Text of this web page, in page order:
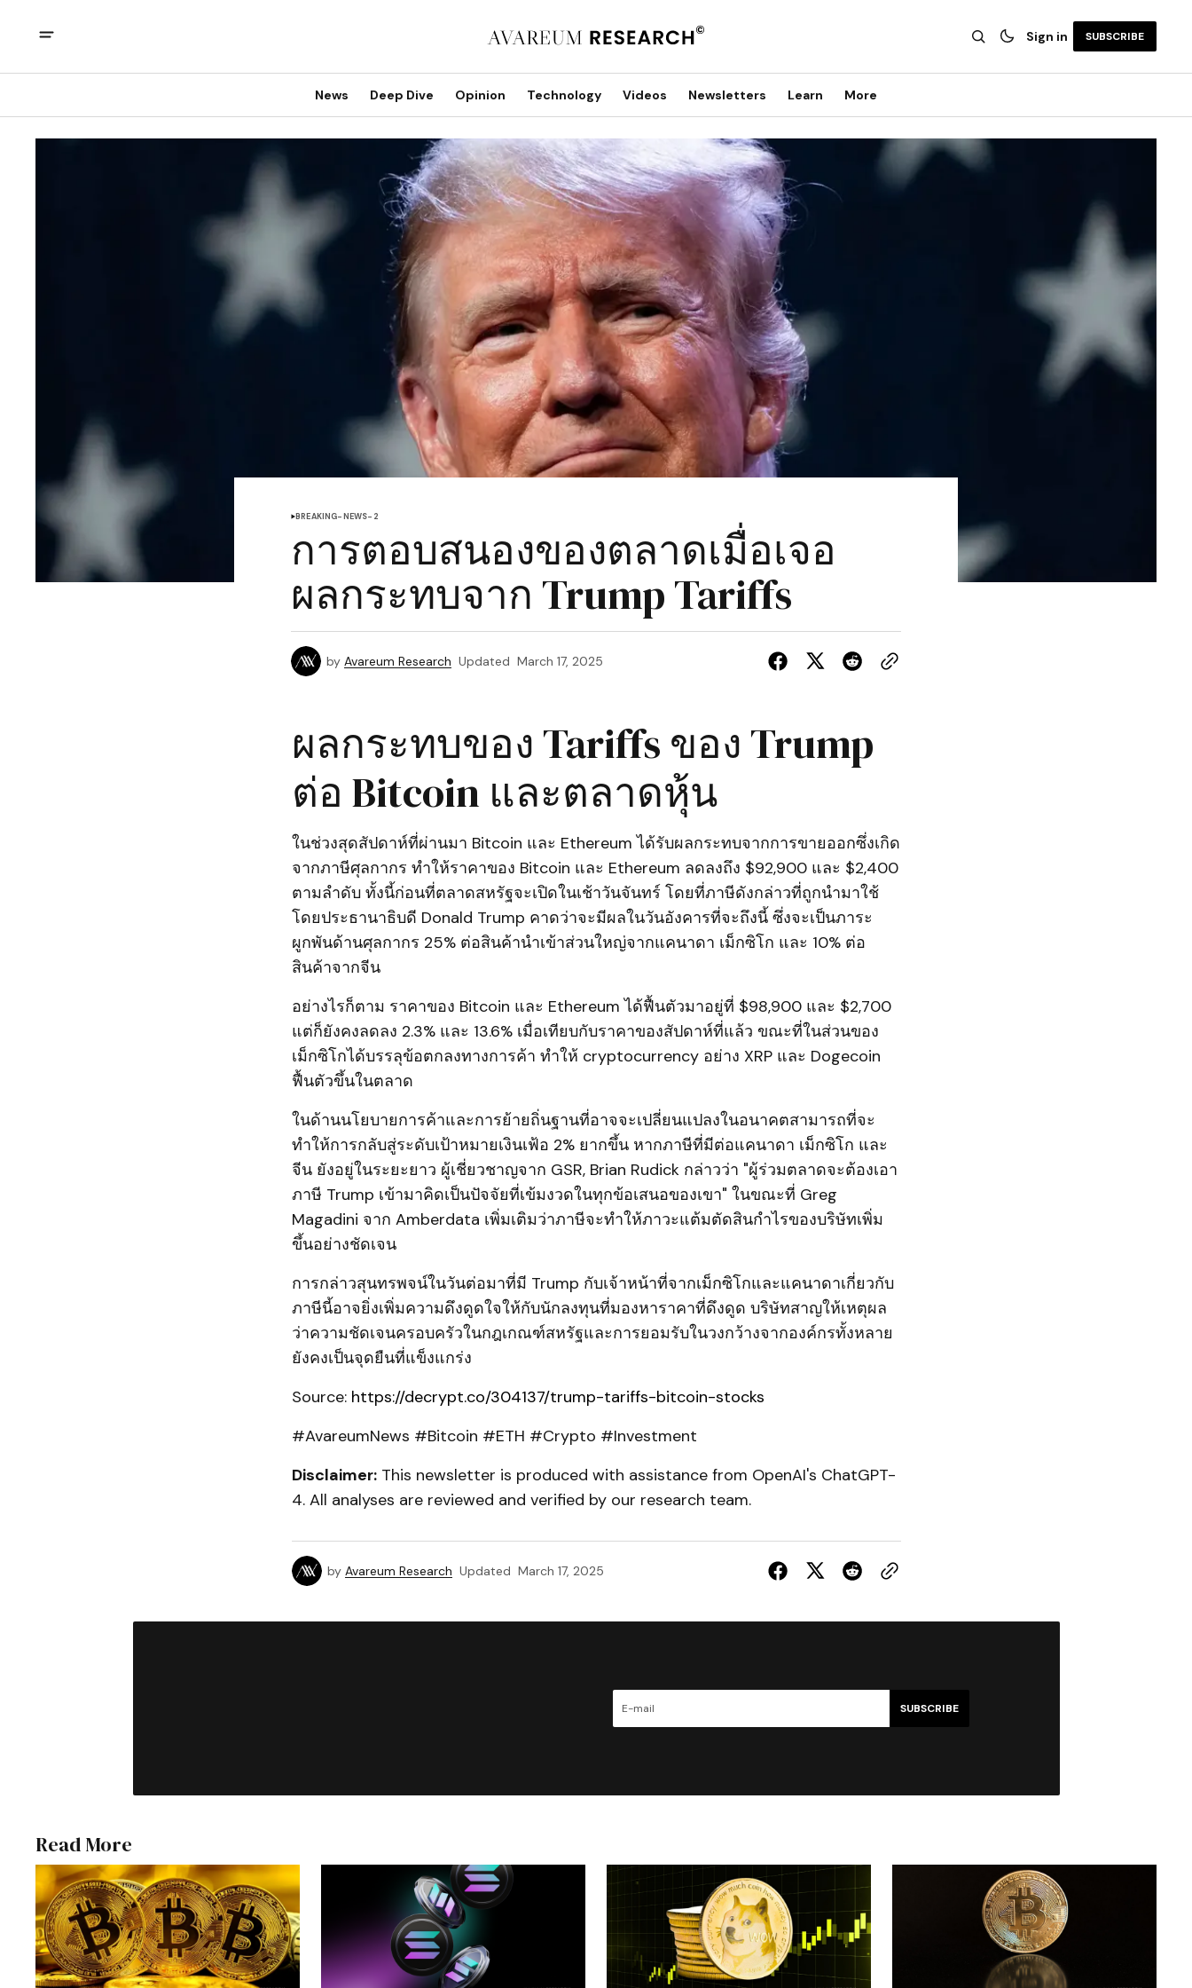
Sign in SUBSCRIBE
News Deep Dive Opinion Technology Videos Newsletters Learn More
BREAKING-NEWS-2
การตอบสนองของตลาดเมื่อเจอ
ผลกระทบจาก Trump Tariffs
by Avareum Research Updated March 17, 2025
ผลกระทบของ Tariffs ของ Trump
ต่อ Bitcoin และตลาดหุ้น
ในช่วงสุดสัปดาห์ที่ผ่านมา Bitcoin และ Ethereum ได้รับผลกระทบจากการขายออกซึ่งเกิด
จากภาษีศุลกากร ทำให้ราคาของ Bitcoin และ Ethereum ลดลงถึง $92,900 และ $2,400
ตามลำดับ ทั้งนี้ก่อนที่ตลาดสหรัฐจะเปิดในเช้าวันจันทร์ โดยที่ภาษีดังกล่าวที่ถูกนำมาใช้
โดยประธานาธิบดี Donald Trump คาดว่าจะมีผลในวันอังคารที่จะถึงนี้ ซึ่งจะเป็นภาระ
ผูกพันด้านศุลกากร 25% ต่อสินค้านำเข้าส่วนใหญ่จากแคนาดา เม็กซิโก และ 10% ต่อ
สินค้าจากจีน
อย่างไรก็ตาม ราคาของ Bitcoin และ Ethereum ได้ฟื้นตัวมาอยู่ที่ $98,900 และ $2,700
แต่ก็ยังคงลดลง 2.3% และ 13.6% เมื่อเทียบกับราคาของสัปดาห์ที่แล้ว ขณะที่ในส่วนของ
เม็กซิโกได้บรรลุข้อตกลงทางการค้า ทำให้ cryptocurrency อย่าง XRP และ Dogecoin
ฟื้นตัวขึ้นในตลาด
ในด้านนโยบายการค้าและการย้ายถิ่นฐานที่อาจจะเปลี่ยนแปลงในอนาคตสามารถที่จะ
ทำให้การกลับสู่ระดับเป้าหมายเงินเฟ้อ 2% ยากขึ้น หากภาษีที่มีต่อแคนาดา เม็กซิโก และ
จีน ยังอยู่ในระยะยาว ผู้เชี่ยวชาญจาก GSR, Brian Rudick กล่าวว่า "ผู้ร่วมตลาดจะต้องเอา
ภาษี Trump เข้ามาคิดเป็นปัจจัยที่เข้มงวดในทุกข้อเสนอของเขา" ในขณะที่ Greg
Magadini จาก Amberdata เพิ่มเติมว่าภาษีจะทำให้ภาวะแต้มตัดสินกำไรของบริษัทเพิ่ม
ขึ้นอย่างชัดเจน
การกล่าวสุนทรพจน์ในวันต่อมาที่มี Trump กับเจ้าหน้าที่จากเม็กซิโกและแคนาดาเกี่ยวกับ
ภาษีนี้อาจยิ่งเพิ่มความดึงดูดใจให้กับนักลงทุนที่มองหาราคาที่ดึงดูด บริษัทสาญให้เหตุผล
ว่าความชัดเจนครอบครัวในกฎเกณฑ์สหรัฐและการยอมรับในวงกว้างจากองค์กรทั้งหลาย
ยังคงเป็นจุดยืนที่แข็งแกร่ง
Source: https://decrypt.co/304137/trump-tariffs-bitcoin-stocks
#AvareumNews #Bitcoin #ETH #Crypto #Investment
Disclaimer:This newsletter is produced with assistance from OpenAI's ChatGPT-
4. All analyses are reviewed and verified by our research team.
by Avareum Research Updated March 17, 2025
SUBSCRIBE
Read More